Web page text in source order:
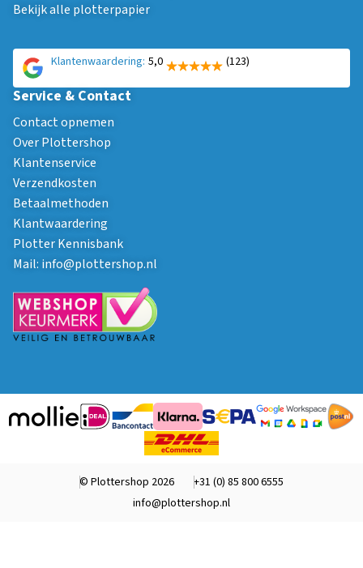
Bekijk alle plotterpapier
Klantenwaardering: 5,0 (123)
Service & Contact
Contact opnemen
Over Plottershop
Klantenservice
Verzendkosten
Betaalmethoden
Klantwaardering
Plotter Kennisbank
Mail: info@plottershop.nl
© Plottershop 2026
+31 (0) 85 800 6555
info@plottershop.nl